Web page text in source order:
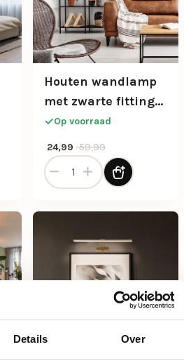
Details Over
met witte glazen bol aantal
Houten wandlamp
met zwarte fitting
en snoer
Op voorraad
59,99
Oorspronkelijke prijs was:
24,99
Huidige prijs is: 24,99.
Houten wandlamp met